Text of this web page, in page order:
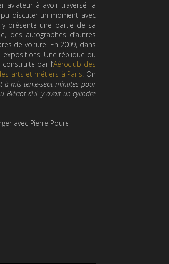
aviateur à avoir traversé la
pu discuter un moment avec
présente une partie de sa
des autographes d’autres
de voiture. En 2009, dans
expositions. Une réplique du
par l’Aéroclub des
arts et métiers à Paris. On
à mis tente-sept minutes pour
Blériot XI il y avait un cylindre
avec Pierre Poure